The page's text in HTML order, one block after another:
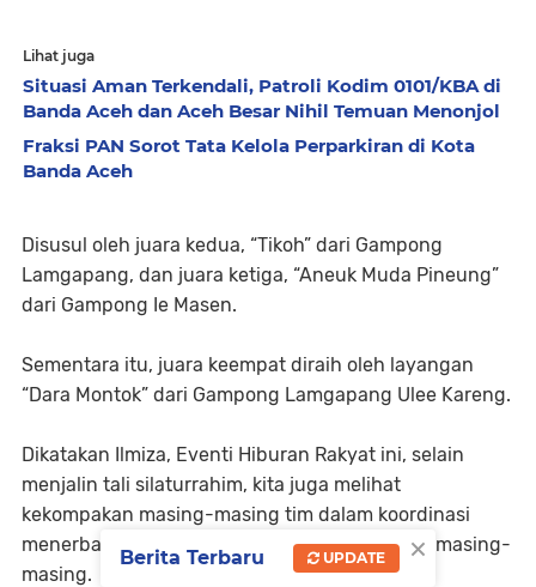
Lihat juga
Situasi Aman Terkendali, Patroli Kodim 0101/KBA di
Banda Aceh dan Aceh Besar Nihil Temuan Menonjol
Fraksi PAN Sorot Tata Kelola Perparkiran di Kota
Banda Aceh
Disusul oleh juara kedua, “Tikoh” dari Gampong
Lamgapang, dan juara ketiga, “Aneuk Muda Pineung”
dari Gampong Ie Masen.
Sementara itu, juara keempat diraih oleh layangan
“Dara Montok” dari Gampong Lamgapang Ulee Kareng.
Dikatakan Ilmiza, Eventi Hiburan Rakyat ini, selain
menjalin tali silaturrahim, kita juga melihat
kekompakan masing-masing tim dalam koordinasi
menerbangkan sebuah layangan dengan skill masing-
masing.
×
Berita Terbaru UPDATE